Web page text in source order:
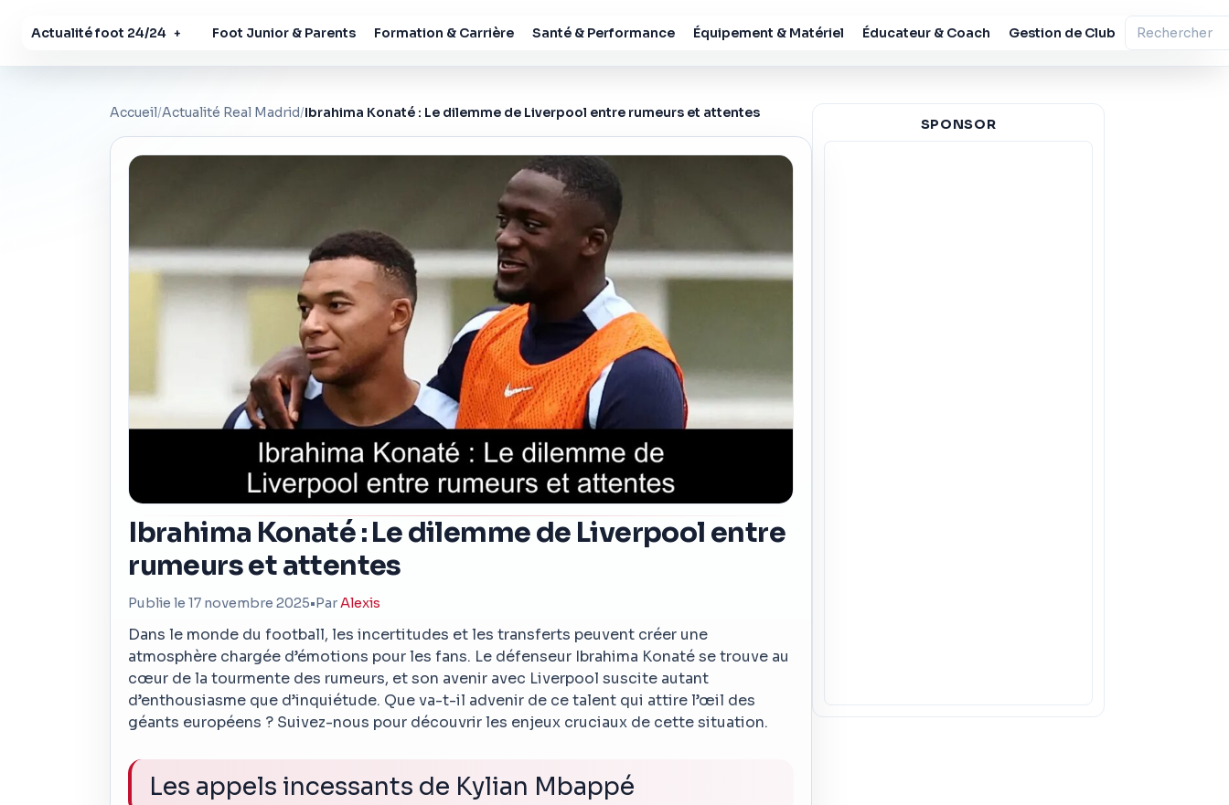
Actualité foot 24/24 + Foot Junior & Parents Formation & Carrière Santé & Performance Équipement & Matériel Éducateur & Coach Gestion de Club
Accueil/Actualité Real Madrid/Ibrahima Konaté : Le dilemme de Liverpool entre rumeurs et attentes
Ibrahima Konaté : Le dilemme de Liverpool entre
rumeurs et attentes
Publie le 17 novembre 2025•ParAlexis
Dans le monde du football, les incertitudes et les transferts peuvent créer une
atmosphère chargée d’émotions pour les fans. Le défenseur Ibrahima Konaté se trouve au
cœur de la tourmente des rumeurs, et son avenir avec Liverpool suscite autant
d’enthousiasme que d’inquiétude. Que va-t-il advenir de ce talent qui attire l’œil des
géants européens ? Suivez-nous pour découvrir les enjeux cruciaux de cette situation.
Les appels incessants de Kylian Mbappé
SPONSOR